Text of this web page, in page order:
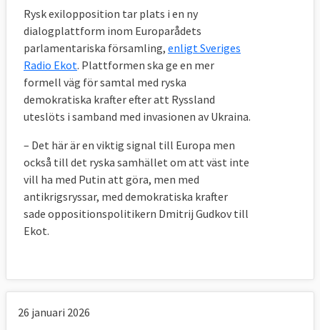
Rysk exilopposition tar plats i en ny
dialogplattform inom Europarådets
parlamentariska församling, enligt Sveriges
Radio Ekot. Plattformen ska ge en mer
formell väg för samtal med ryska
demokratiska krafter efter att Ryssland
uteslöts i samband med invasionen av Ukraina.
– Det här är en viktig signal till Europa men
också till det ryska samhället om att väst inte
vill ha med Putin att göra, men med
antikrigsryssar, med demokratiska krafter
sade oppositionspolitikern Dmitrij Gudkov till
Ekot.
26 januari 2026